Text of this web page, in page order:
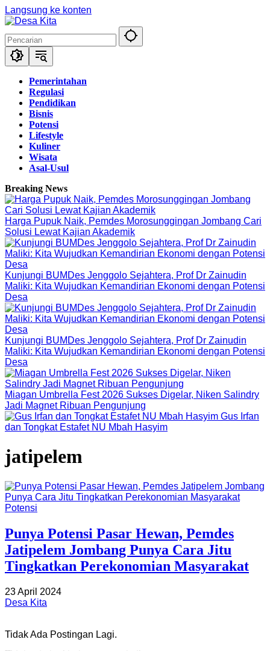
Langsung ke konten
Pemerintahan
Regulasi
Pendidikan
Bisnis
Potensi
Lifestyle
Kuliner
Wisata
Asal-Usul
Breaking News
Harga Pupuk Naik, Pemdes Morosunggingan Jombang Cari
Solusi Lewat Kajian Akademik
Kunjungi BUMDes Jenggolo Sejahtera, Prof Dr Zainudin
Maliki: Kita Wujudkan Kemandirian Ekonomi dengan Potensi
Desa
Kunjungi BUMDes Jenggolo Sejahtera, Prof Dr Zainudin
Maliki: Kita Wujudkan Kemandirian Ekonomi dengan Potensi
Desa
Miagan Umbrella Fest 2026 Sukses Digelar, Niken Salindry
Jadi Magnet Ribuan Pengunjung
Gus Irfan
dan Tongkat Estafet NU Mbah Hasyim
jatipelem
Potensi
Punya Potensi Pasar Hewan, Pemdes
Jatipelem Jombang Punya Cara Jitu
Tingkatkan Perekonomian Masyarakat
23 April 2024
Desa Kita
Tidak Ada Postingan Lagi.